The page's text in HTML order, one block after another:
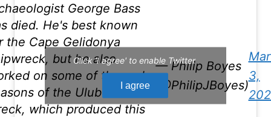
George Bass
died. He's best known
the Cape Gelidonya
but he also
on some of the early
of the Uluburun
which produced this
— Philip Boyes
(@PhilipJBoyes)
3,
Click 'I agree' to enable Twitter
I agree